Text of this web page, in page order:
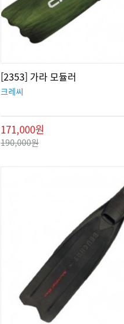
[2353] 가라 모듈러
크레씨
171,000원
190,000원